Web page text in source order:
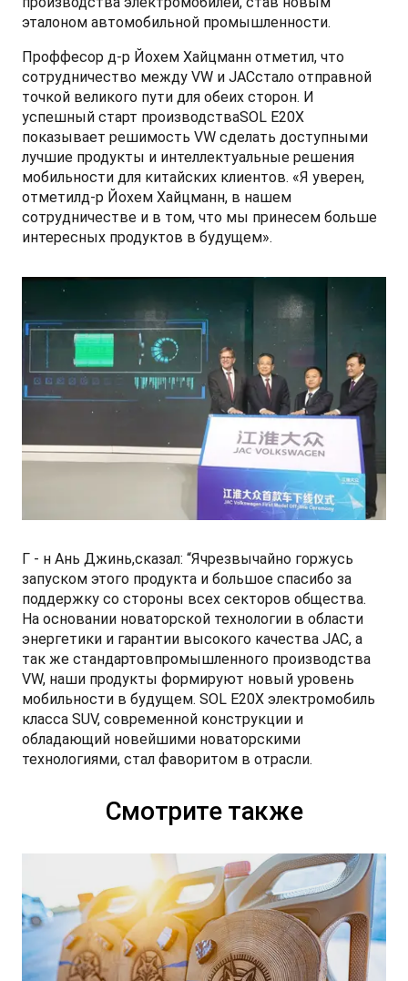
эталоном автомобильной промышленности.
Проффесор д-р Йохем Хайцманн отметил, что
сотрудничество между VW и JACстало отправной
точкой великого пути для обеих сторон. И
успешный старт производстваSOL E20X
показывает решимость VW сделать доступными
лучшие продукты и интеллектуальные решения
мобильности для китайских клиентов. «Я уверен,
отметилд-р Йохем Хайцманн, в нашем
сотрудничестве и в том, что мы принесем больше
интересных продуктов в будущем».
Г - н Ань Джинь,сказал: “Ячрезвычайно горжусь
запуском этого продукта и большое спасибо за
поддержку со стороны всех секторов общества.
На основании новаторской технологии в области
энергетики и гарантии высокого качества JAC, а
так же стандартовпромышленного производства
VW, наши продукты формируют новый уровень
мобильности в будущем. SOL E20X электромобиль
класса SUV, современной конструкции и
обладающий новейшими новаторскими
технологиями, стал фаворитом в отрасли.
Смотрите также